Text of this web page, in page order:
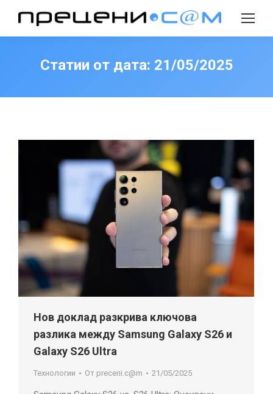
Search:
Статии от дата: 21/05/2025
Нов доклад разкрива ключова
разлика между Samsung Galaxy S26 и
Galaxy S26 Ultra
Технологии От preceni.c@m 21/05/2025